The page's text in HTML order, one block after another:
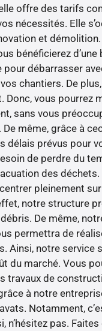
offre des tarifs
nécessités. Elle
et
bénéficierez d’une
pour débarrasser
chantiers. De
Donc, vous pourrez
sans vous
même, grâce à
délais prévus pour
de perdre du
des
pleinement sur
notre structure
De même,
permettra de
Ainsi, notre service
du marché. Vous
travaux de
à notre
Notamment,
n’hésitez pas.